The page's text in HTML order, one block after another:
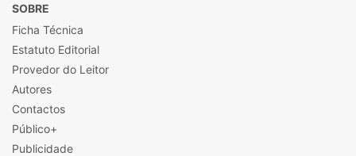
SOBRE
Ficha Técnica
Estatuto Editorial
Provedor do Leitor
Autores
Contactos
Público+
Publicidade